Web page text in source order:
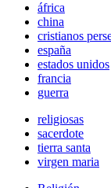
áfrica
china
cristianos
españa
estados unidos
francia
guerra
religiosas
sacerdote
tierra santa
virgen maria